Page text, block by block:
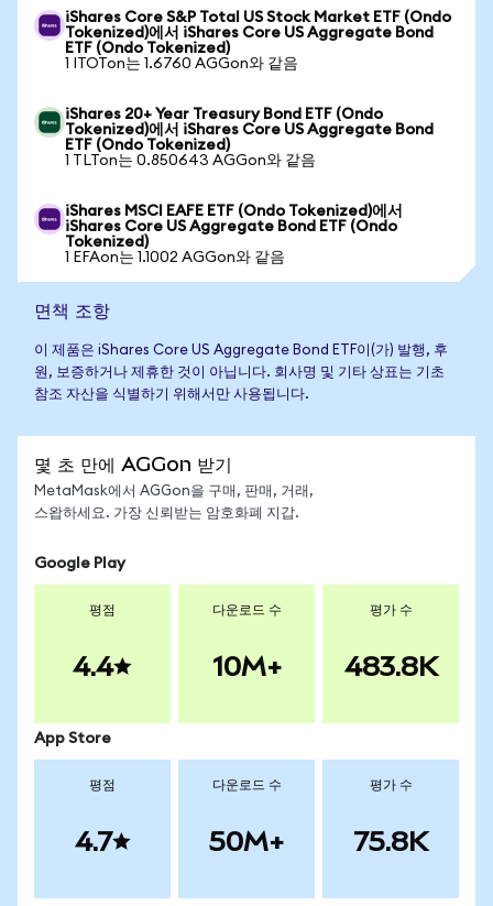
iShares Core S&P Total US Stock Market ETF (Ondo
Tokenized)에서 iShares Core US Aggregate Bond
ETF (Ondo Tokenized)
1 ITOTon는 1.6760 AGGon와 같음
iShares 20+ Year Treasury Bond ETF (Ondo
Tokenized)에서 iShares Core US Aggregate Bond
ETF (Ondo Tokenized)
1 TLTon는 0.850643 AGGon와 같음
iShares MSCI EAFE ETF (Ondo Tokenized)에서
iShares Core US Aggregate Bond ETF (Ondo
Tokenized)
1 EFAon는 1.1002 AGGon와 같음
면책 조항
이 제품은 iShares Core US Aggregate Bond ETF이(가) 발행, 후
원, 보증하거나 제휴한 것이 아닙니다. 회사명 및 기타 상표는 기초
참조 자산을 식별하기 위해서만 사용됩니다.
몇 초 만에 AGGon 받기
MetaMask에서 AGGon을 구매, 판매, 거래,
스왑하세요. 가장 신뢰받는 암호화폐 지갑.
Google Play
평점
4.4
다운로드 수
10M+
평가 수
483.8K
App Store
평점
4.7
다운로드 수
50M+
평가 수
75.8K